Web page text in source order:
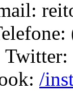
Twitter:
/